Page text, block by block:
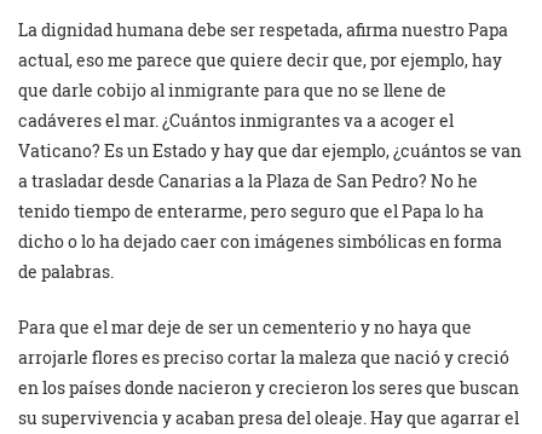
La dignidad humana debe ser respetada, afirma nuestro Papa
actual, eso me parece que quiere decir que, por ejemplo, hay
que darle cobijo al inmigrante para que no se llene de
cadáveres el mar. ¿Cuántos inmigrantes va a acoger el
Vaticano? Es un Estado y hay que dar ejemplo, ¿cuántos se van
a trasladar desde Canarias a la Plaza de San Pedro? No he
tenido tiempo de enterarme, pero seguro que el Papa lo ha
dicho o lo ha dejado caer con imágenes simbólicas en forma
de palabras.
Para que el mar deje de ser un cementerio y no haya que
arrojarle flores es preciso cortar la maleza que nació y creció
en los países donde nacieron y crecieron los seres que buscan
su supervivencia y acaban presa del oleaje. Hay que agarrar el